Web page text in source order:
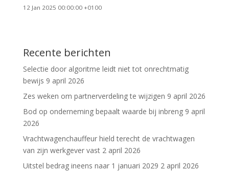
12 Jan 2025 00:00:00 +0100
Recente berichten
Selectie door algoritme leidt niet tot onrechtmatig
bewijs 9 april 2026
Zes weken om partnerverdeling te wijzigen 9 april 2026
Bod op onderneming bepaalt waarde bij inbreng 9 april
2026
Vrachtwagenchauffeur hield terecht de vrachtwagen
van zijn werkgever vast 2 april 2026
Uitstel bedrag ineens naar 1 januari 2029 2 april 2026